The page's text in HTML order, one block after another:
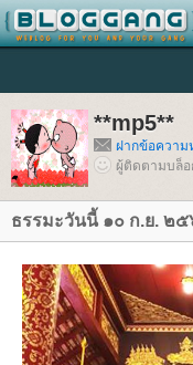
**mp5**
ฝากข้อความ
ผู้ติดตามบล็อ
ธรรมะวันนี้ ๑๐ ก.ย. ๒